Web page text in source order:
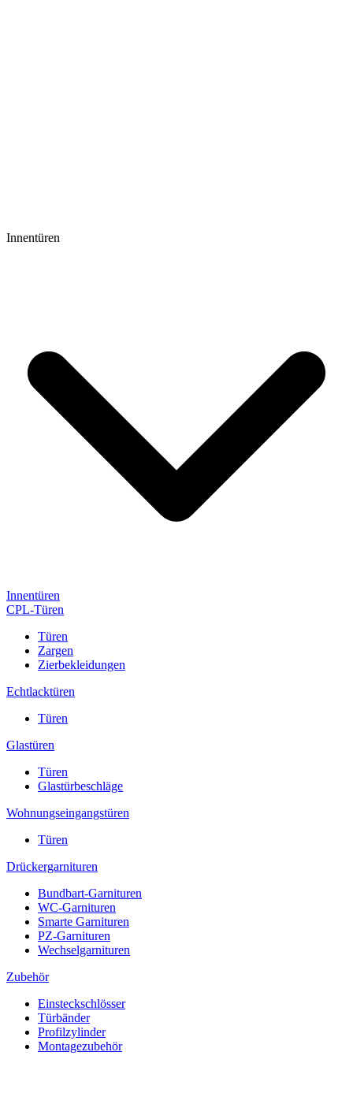
Innentüren
Innentüren
CPL-Türen
Türen
Zargen
Zierbekleidungen
Echtlacktüren
Türen
Glastüren
Türen
Glastürbeschläge
Wohnungseingangstüren
Türen
Drückergarnituren
Bundbart-Garnituren
WC-Garnituren
Smarte Garnituren
PZ-Garnituren
Wechselgarnituren
Zubehör
Einsteckschlösser
Türbänder
Profilzylinder
Montagezubehör